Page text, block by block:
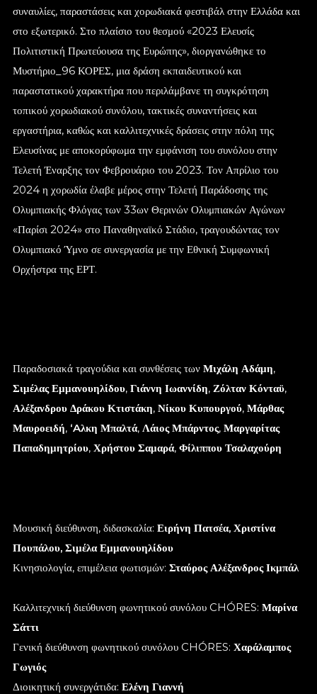
συναυλίες, παραστάσεις και χορωδιακά φεστιβάλ στην Ελλάδα και
στο εξωτερικό. Στο πλαίσιο του θεσμού «2023 Ελευσίς
Πολιτιστική Πρωτεύουσα της Ευρώπης», διοργανώθηκε το
Μυστήριο_96 ΚΟΡΕΣ, μια δράση εκπαιδευτικού και
παραστατικού χαρακτήρα που περιλάμβανε τη συγκρότηση
τοπικού χορωδιακού συνόλου, τακτικές συναντήσεις και
εργαστήρια, καθώς και καλλιτεχνικές δράσεις στην πόλη της
Ελευσίνας με αποκορύφωμα την εμφάνιση του συνόλου στην
Τελετή Έναρξης τον Φεβρουάριο του 2023. Τον Απρίλιο του
2024 η χορωδία έλαβε μέρος στην Τελετή Παράδοσης της
Ολυμπιακής Φλόγας των 33ων Θερινών Ολυμπιακών Αγώνων
«Παρίσι 2024» στο Παναθηναϊκό Στάδιο, τραγουδώντας τον
Ολυμπιακό Ύμνο σε συνεργασία με την Εθνική Συμφωνική
Ορχήστρα της ΕΡΤ.
Παραδοσιακά τραγούδια και συνθέσεις των Μιχάλη Αδάμη,
Σιμέλας Εμμανουηλίδου, Γιάννη Ιωαννίδη, Ζόλταν Κόνταϋ,
Αλέξανδρου Δράκου Κτιστάκη, Νίκου Κυπουργού, Μάρθας
Μαυροειδή, ‘Aλκη Μπαλτά, Λάιος Μπάρντος, Μαργαρίτας
Παπαδημητρίου, Χρήστου Σαμαρά, Φίλιππου Τσαλαχούρη
Μουσική διεύθυνση, διδασκαλία: Ειρήνη Πατσέα, Χριστίνα
Πουπάλου, Σιμέλα Εμμανουηλίδου
Κινησιολογία, επιμέλεια φωτισμών: Σταύρος Αλέξανδρος Ικμπάλ
Καλλιτεχνική διεύθυνση φωνητικού συνόλου CHÓRES: Μαρίνα
Σάττι
Γενική διεύθυνση φωνητικού συνόλου CHÓRES: Χαράλαμπος
Γωγιός
Διοικητική συνεργάτιδα: Ελένη Γιαννή